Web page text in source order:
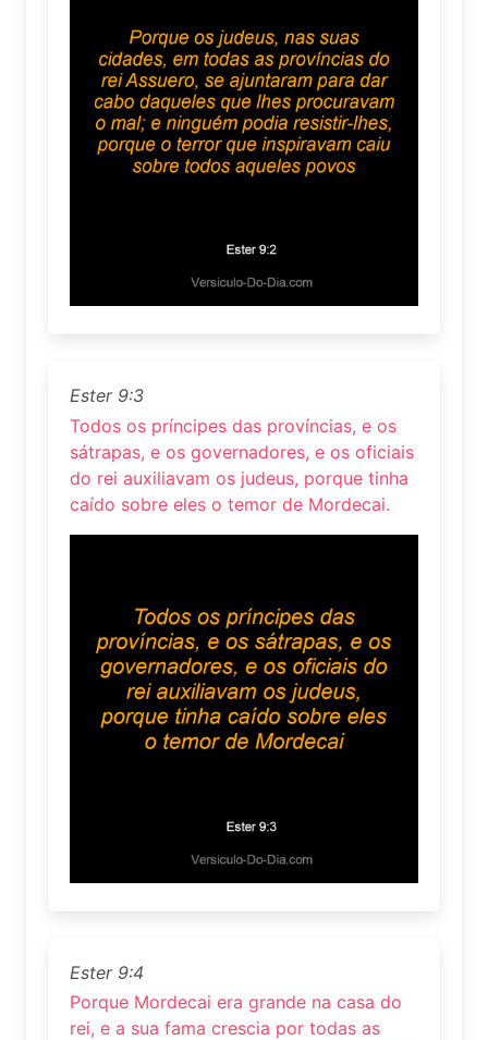
Ester 9:3
Todos os príncipes das províncias, e os
sátrapas, e os governadores, e os oficiais
do rei auxiliavam os judeus, porque tinha
caído sobre eles o temor de Mordecai.
Ester 9:4
Porque Mordecai era grande na casa do
rei, e a sua fama crescia por todas as